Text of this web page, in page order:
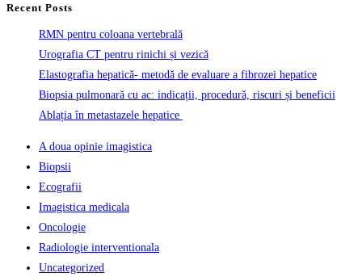
Recent Posts
RMN pentru coloana vertebrală
Urografia CT pentru rinichi și vezică
Elastografia hepatică- metodă de evaluare a fibrozei hepatice
Biopsia pulmonară cu ac: indicații, procedură, riscuri și beneficii
Ablația în metastazele hepatice
A doua opinie imagistica
Biopsii
Ecografii
Imagistica medicala
Oncologie
Radiologie interventionala
Uncategorized